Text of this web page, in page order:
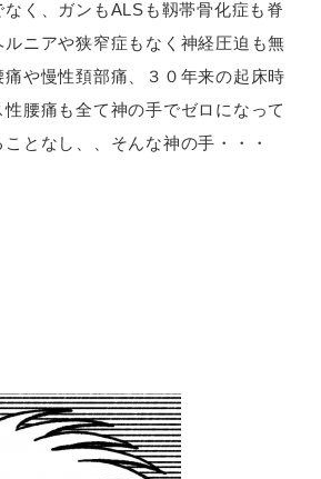
なく、ガンもALSも靱帯骨化症も脊
ニアや狭窄症もなく神経圧迫も無
や慢性頚部痛、３０年来の起床時
腰痛も全て神の手でゼロになって
となし、、そんな神の手・・・